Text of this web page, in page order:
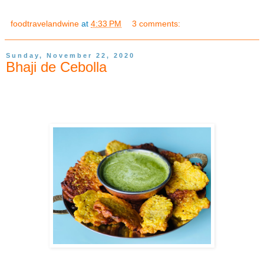
foodtravelandwine at 4:33 PM 3 comments:
Sunday, November 22, 2020
Bhaji de Cebolla